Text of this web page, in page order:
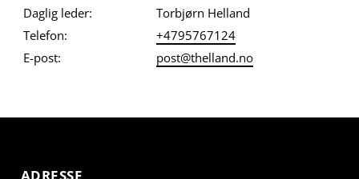
Daglig leder:
Torbjørn Helland
Telefon:
+4795767124
E-post:
post@thelland.no